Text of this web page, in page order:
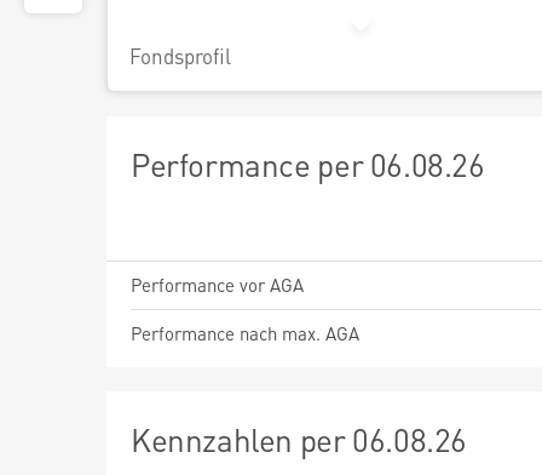
Fondsprofil
Performance per 06.08.26
Performance vor AGA
Performance nach max. AGA
Kennzahlen per 06.08.26